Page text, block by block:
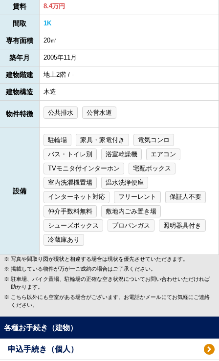
賃料 8.4万円
間取 1K
専有面積 20㎡
築年月 2005年11月
建物階建 地上2階 / -
建物構造 木造
物件特徴 公共排水 公営水道
設備
駐輪場 家具・家電付き
電気コンロ
バス・トイレ別
浴室乾燥機
エアコン
TVモニタ付インターホン
宅配ボックス
室内洗濯機置場
温水洗浄便座
インターネット対応
フリーレント
保証人不要
仲介手数料無料
敷地内ごみ置き場
シューズボックス
プロパンガス
照明器具付き
冷蔵庫あり
写真や間取り図が現状と相違する場合は現状を優先させていただきます。
掲載している物件が万が一ご成約の場合はご了承ください。
駐車場、バイク置場、駐輪場の正確な空き状況についてお問い合わせいただければ
助かります。
こちら以外にも空室がある場合がございます。お電話かメールにてお気軽にご連絡
ください。
各種お手続き（建物）
申込手続き（個人）